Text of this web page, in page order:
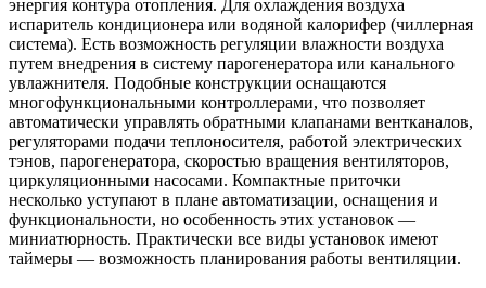
энергия контура отопления. Для охлаждения воздуха
испаритель кондиционера или водяной калорифер (чиллерная
система). Есть возможность регуляции влажности воздуха
путем внедрения в систему парогенератора или канального
увлажнителя. Подобные конструкции оснащаются
многофункциональными контроллерами, что позволяет
автоматически управлять обратными клапанами вентканалов,
регуляторами подачи теплоносителя, работой электрических
тэнов, парогенератора, скоростью вращения вентиляторов,
циркуляционными насосами. Компактные приточки
несколько уступают в плане автоматизации, оснащения и
функциональности, но особенность этих установок —
миниатюрность. Практически все виды установок имеют
таймеры — возможность планирования работы вентиляции.